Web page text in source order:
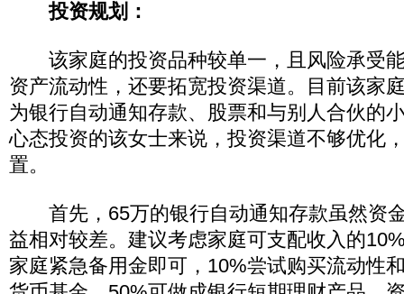
投资规划：
该家庭的投资品种较单一，且风险承受
资产流动性，还要拓宽投资渠道。目前该家
为银行自动通知存款、股票和与别人合伙的
心态投资的该女士来说，投资渠道不够优化
置。
首先，65万的银行自动通知存款虽然资
益相对较差。建议考虑家庭可支配收入的
家庭紧急备用金即可，10%尝试购买流动性